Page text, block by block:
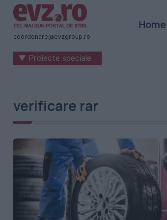
Știri
naționale
internaționale
România
-
coordonare@evzgroup.ro
Home
▼ Proiecte speciale
verificare rar